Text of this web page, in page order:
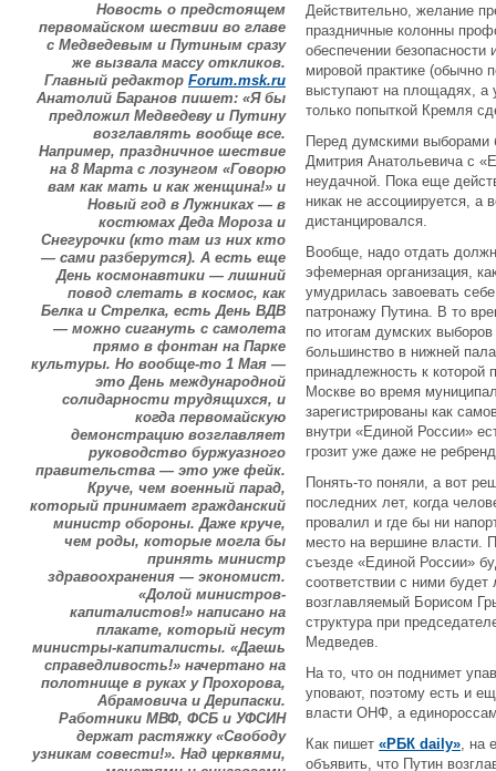
Новость о предстоящем
первомайском шествии во главе
с Медведевым и Путиным сразу
же вызвала массу откликов.
Главный редактор Forum.msk.ru
Анатолий Баранов пишет: «Я бы
предложил Медведеву и Путину
возглавлять вообще все.
Например, праздничное шествие
на 8 Марта с лозунгом «Говорю
вам как мать и как женщина!» и
Новый год в Лужниках — в
костюмах Деда Мороза и
Снегурочки (кто там из них кто
— сами разберутся). А есть еще
День космонавтики — лишний
повод слетать в космос, как
Белка и Стрелка, есть День ВДВ
— можно сигануть с самолета
прямо в фонтан на Парке
культуры. Но вообще-то 1 Мая —
это День международной
солидарности трудящихся, и
когда первомайскую
демонстрацию возглавляет
руководство буржуазного
правительства — это уже фейк.
Круче, чем военный парад,
который принимает гражданский
министр обороны. Даже круче,
чем роды, которые могла бы
принять министр
здравоохранения — экономист.
«Долой министров-
капиталистов!» написано на
плакате, который несут
министры-капиталисты. «Даешь
справедливость!» начертано на
полотнище в руках у Прохорова,
Абрамовича и Дерипаски.
Работники МВФ, ФСБ и УФСИН
держат растяжку «Свободу
узникам совести!». Над церквями,
Действительно, желание
праздничные колонны
обеспечении безопасности
мировой практике (обычно
выступают на площадях, а
только попыткой Кремля
Перед думскими
Дмитрия Анатольевича с
неудачной. Пока еще
никак не ассоциируется, а
дистанцировался.
Вообще, надо отдать
эфемерная организация,
умудрилась завоевать
патронажу Путина. В то
по итогам думских выборов
большинство в нижней
принадлежность к которой
Москве во время
зарегистрированы как
внутри «Единой России»
грозит уже даже не
Понять-то поняли, а вот
последних лет, когда
провалил и где бы ни
место на вершине власти.
съезде «Единой России»
соответствии с ними
возглавляемый Борисом
структура при
Медведев.
На то, что он поднимет
уповают, поэтому есть и
власти ОНФ, а
Как пишет «РБК daily», на
объявить, что Путин